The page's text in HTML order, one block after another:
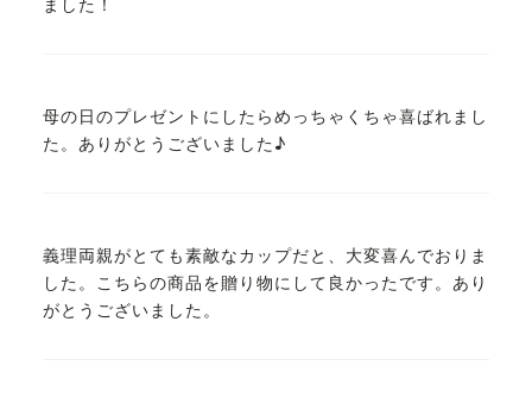
ました！
母の日のプレゼントにしたらめっちゃくちゃ喜ばれまし
た。ありがとうございました♪
義理両親がとても素敵なカップだと、大変喜んでおりま
した。こちらの商品を贈り物にして良かったです。あり
がとうございました。